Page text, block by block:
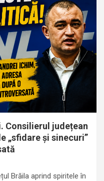
Consilierul județean
„sfidare și sinecuri”
Brăila aprind spiritele în